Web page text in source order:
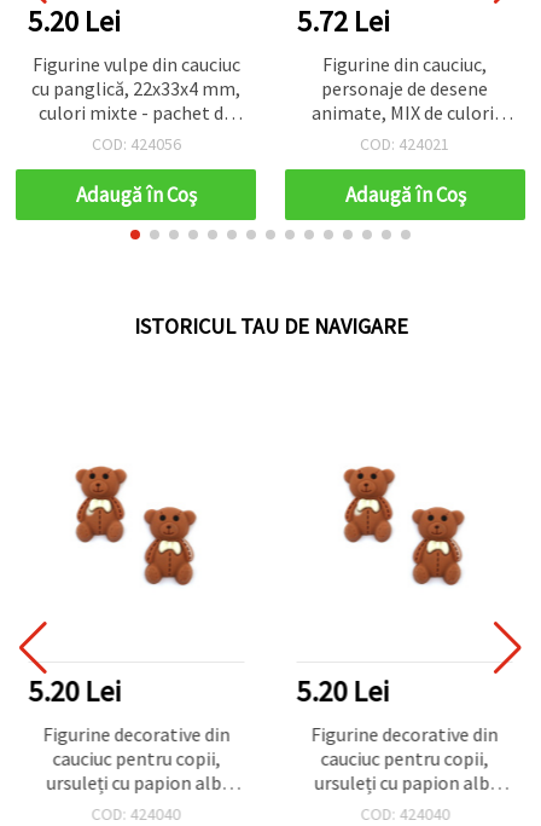
5.20 Lei
Figurine vulpe din cauciuc
cu panglică, 22x33x4 mm,
culori mixte - pachet de
10
COD: 424056
Adaugă în Coş
5.72 Lei
Figurine din cauciuc,
personaje de desene
animate, MIX de culori,
22~28x26~31x3.5~4 mm -
COD: 424021
Adaugă în Coş
ISTORICUL TAU DE NAVIGARE
5.20 Lei
Figurine decorative din
cauciuc pentru copii,
ursuleți cu papion alb,
16x25x6 mm, maro – set
COD: 424040
5.20 Lei
Figurine decorative din
cauciuc pentru copii,
ursuleți cu papion alb,
16x25x6 mm, maro – set
COD: 424040